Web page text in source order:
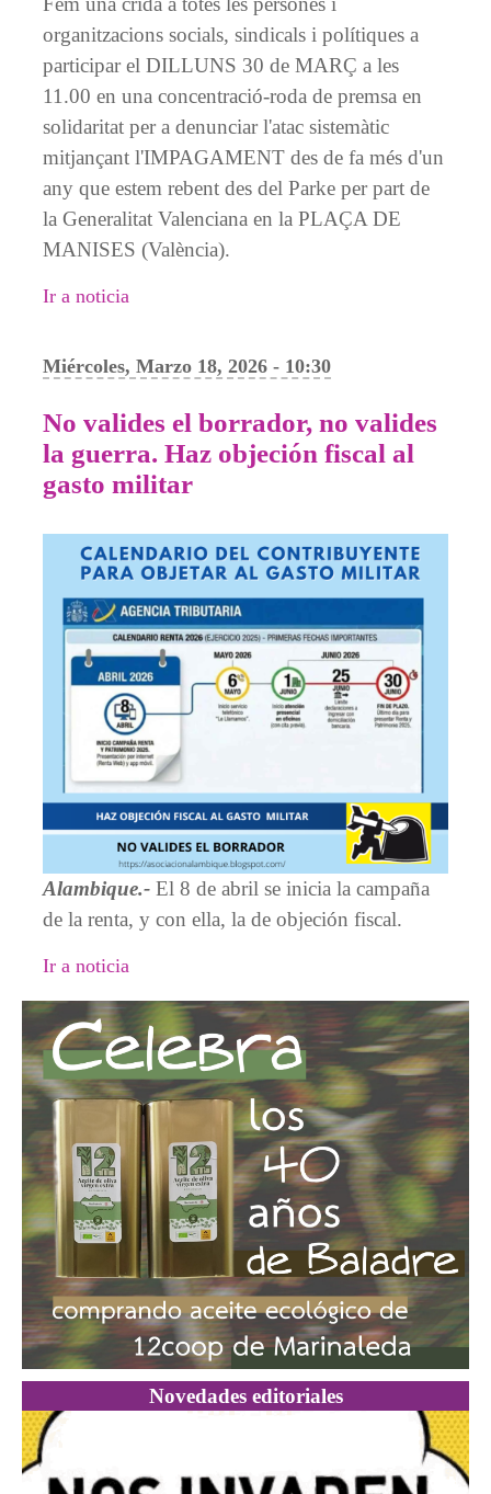
organitzacions socials, sindicals i polítiques a
participar el DILLUNS 30 de MARÇ a les
11.00 en una concentració-roda de premsa en
solidaritat per a denunciar l'atac sistemàtic
mitjançant l'IMPAGAMENT des de fa més d'un
any que estem rebent des del Parke per part de
la Generalitat Valenciana en la PLAÇA DE
MANISES (València).
Ir a noticia
Miércoles, Marzo 18, 2026 - 10:30
No valides el borrador, no valides
la guerra. Haz objeción fiscal al
gasto militar
Alambique.- El 8 de abril se inicia la campaña
de la renta, y con ella, la de objeción fiscal.
Ir a noticia
Novedades editoriales